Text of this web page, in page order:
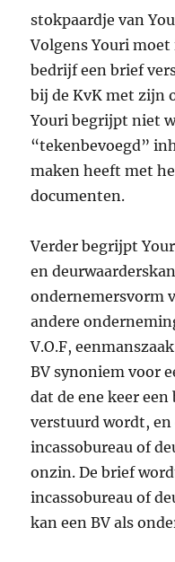
stokpaardje van
Volgens Youri moet
bedrijf een brief
bij de KvK met zijn
Youri begrijpt niet
“tekenbevoegd”
maken heeft met
documenten.
Verder begrijpt
en
ondernemersvorm
andere
V.O.F,
BV synoniem voor
dat de ene keer
verstuurd wordt,
incassobureau of
onzin. De brief
incassobureau of
kan een BV als